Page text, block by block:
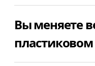
Вы меняете
пластиковом